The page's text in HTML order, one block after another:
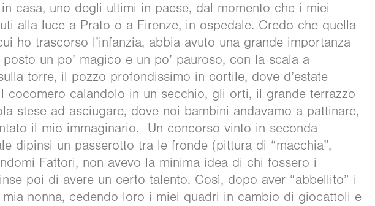
casa, uno degli ultimi in paese, dal momento che i miei
alla luce a Prato o a Firenze, in ospedale. Credo che quella
ho trascorso l’infanzia, abbia avuto una grande importanza
un po’ magico e un po’ pauroso, con la scala a
torre, il pozzo profondissimo in cortile, dove d’estate
cocomero calandolo in un secchio, gli orti, il grande terrazzo
stese ad asciugare, dove noi bambini andavamo a pattinare,
il mio immaginario. Un concorso vinto in seconda
dipinsi un passerotto tra le fronde (pittura di “macchia”,
Fattori, non avevo la minima idea di chi fossero i
poi di avere un certo talento. Così, dopo aver “abbellito” i
nonna, cedendo loro i miei quadri in cambio di giocattoli e